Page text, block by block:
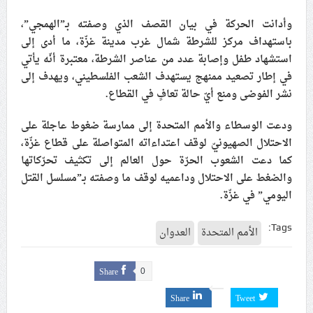
علماء البحرين: طلب الترخيص والإجازة من السلطة في
ممارسة الشعائر الحسينيّة هو في حقيقته محاربة لقضيّة
الإمام الحسين «ع»
لجنة مراسم الوداع والتشييع ومواراة الجثمان للإمام الشهيد
السيّد علي الحسيني الخامنئي تنشر تفاصيل التشييع في
وأدانت الحركة في بيان القصف الذي وصفته بـ”الهمجي”،
باستهداف مركز للشرطة شمال غرب مدينة غزّة، ما أدى إلى
استشهاد طفل وإصابة عدد من عناصر الشرطة، معتبرة أنّه يأتي
في إطار تصعيد ممنهج يستهدف الشعب الفلسطيني، ويهدف إلى
نشر الفوضى ومنع أيّ حالة تعافٍ في القطاع.
ودعت الوسطاء والأمم المتحدة إلى ممارسة ضغوط عاجلة على
الاحتلال الصهيونيّ لوقف اعتداءاته المتواصلة على قطاع غزّة،
كما دعت الشعوب الحرّة حول العالم إلى تكثيف تحرّكاتها
والضغط على الاحتلال وداعميه لوقف ما وصفته بـ”مسلسل القتل
اليومي” في غزّة.
Tags: الأمم المتحدة العدوان
Share 0
Tweet
Share